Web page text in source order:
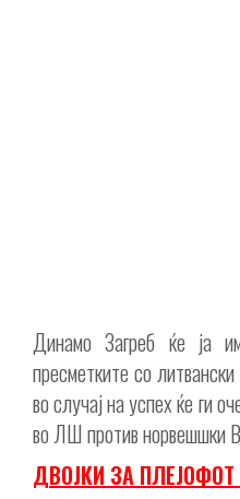
Динамо Загреб ќе ја
пресметките со
во случај на успех ќе ги
во ЛШ против норвешшки
ДВОЈКИ ЗА